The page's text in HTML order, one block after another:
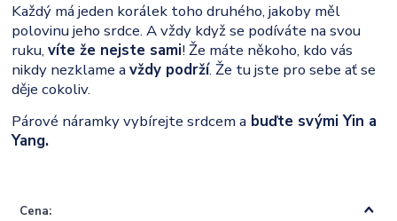
Každý má jeden korálek toho druhého, jakoby měl
polovinu jeho srdce. A vždy když se podíváte na svou
ruku,víte že nejste sami! Že máte někoho, kdo vás
nikdy nezklame avždy podrží. Že tu jste pro sebe ať se
děje cokoliv.
Párové náramky vybírejte srdcem a buďte svými Yin a
Yang.
Cena: